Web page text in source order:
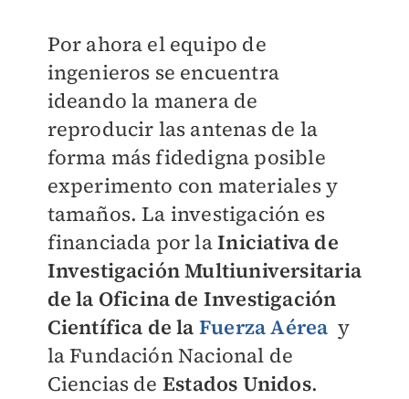
Por ahora el equipo de
ingenieros se encuentra
ideando la manera de
reproducir las antenas de la
forma más fidedigna posible
experimento con materiales y
tamaños. La investigación es
financiada por laIniciativa de
Investigación Multiuniversitaria
de la Oficina de Investigación
Científica de la Fuerza Aérea y
la Fundación Nacional de
Ciencias de Estados Unidos.